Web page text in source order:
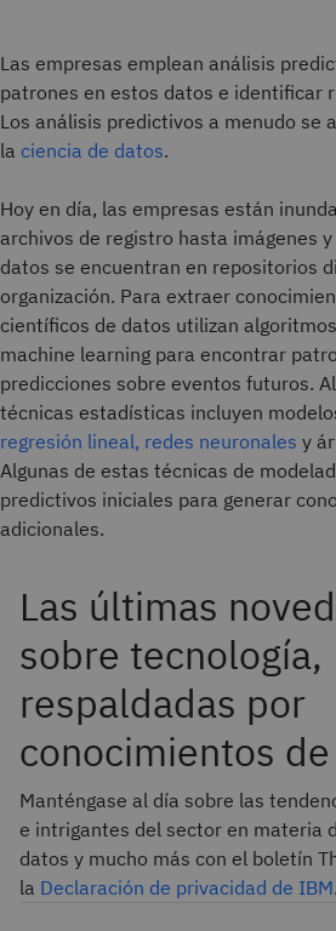
Las empresas emplean análisis
patrones en estos datos e identificar
Los análisis predictivos a menudo se
la ciencia de datos.
Hoy en día, las empresas están
archivos de registro hasta imágenes
datos se encuentran en repositorios
organización. Para extraer
científicos de datos utilizan
machine learning para encontrar
predicciones sobre eventos futuros.
técnicas estadísticas incluyen
regresión lineal, redes neuronales y
Algunas de estas técnicas de
predictivos iniciales para generar
adicionales.
Las últimas
sobre tecnología,
respaldadas por
conocimientos
Manténgase al día sobre las
e intrigantes del sector en materia
datos y mucho más con el boletín
la Declaración de privacidad de IBM.